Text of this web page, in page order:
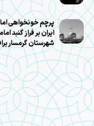
پرچم خونخواهی
ایران بر فراز
شهرستان گرمسار